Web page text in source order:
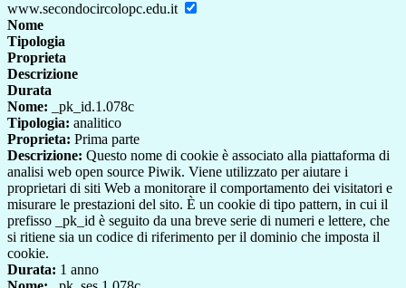
www.secondocircolopc.edu.it
Nome
Tipologia
Proprieta
Descrizione
Durata
Nome: _pk_id.1.078c
Tipologia: analitico
Proprieta: Prima parte
Descrizione: Questo nome di cookie è associato alla piattaforma di
analisi web open source Piwik. Viene utilizzato per aiutare i
proprietari di siti Web a monitorare il comportamento dei visitatori e
misurare le prestazioni del sito. È un cookie di tipo pattern, in cui il
prefisso _pk_id è seguito da una breve serie di numeri e lettere, che
si ritiene sia un codice di riferimento per il dominio che imposta il
cookie.
Durata: 1 anno